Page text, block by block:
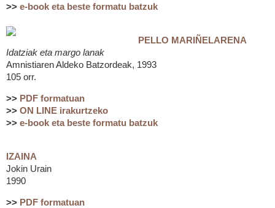
>> e-book eta beste formatu batzuk
PELLO MARIÑELARENA
Idatziak eta margo lanak
Amnistiaren Aldeko Batzordeak, 1993
105 orr.
>> PDF formatuan
>> ON LINE irakurtzeko
>> e-book eta beste formatu batzuk
IZAINA
Jokin Urain
1990
>> PDF formatuan